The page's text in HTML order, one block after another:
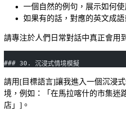
一個自然的例句，展示如何使
如果有的話，對應的英文成語
請專注於人們日常對話中真正會用
### 30. 沉浸式情境模擬
請用[目標語言]讓我進入一個沉浸
境，例如：「在馬拉喀什的市集迷
店」]。